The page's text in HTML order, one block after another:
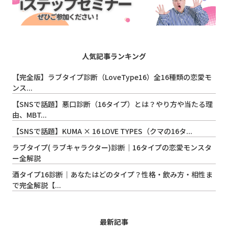
人気記事ランキング
【完全版】ラブタイプ診断（LoveType16）全16種類の恋愛モ
ンス...
【SNSで話題】悪口診断（16タイプ）とは？やり方や当たる理
由、MBT...
【SNSで話題】KUMA × 16 LOVE TYPES（クマの16タ...
ラブタイプ( ラブキャラクター)診断｜16タイプの恋愛モンスタ
ー全解説
酒タイプ16診断｜あなたはどのタイプ？性格・飲み方・相性ま
で完全解説【...
最新記事